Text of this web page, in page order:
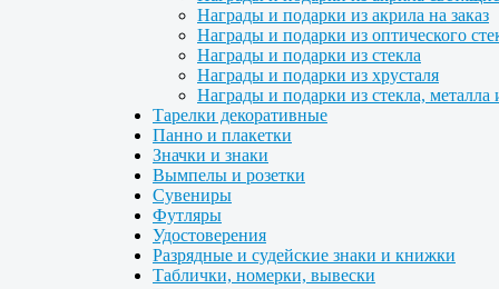
Награды и подарки из акрила на заказ
Награды и подарки из оптического
Награды и подарки из стекла
Награды и подарки из хрусталя
Награды и подарки из стекла, металла
Тарелки декоративные
Панно и плакетки
Значки и знаки
Вымпелы и розетки
Сувениры
Футляры
Удостоверения
Разрядные и судейские знаки и книжки
Таблички, номерки, вывески